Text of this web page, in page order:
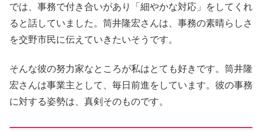
では、事務で付き合いがあり「細やかな対応」をしてくれ
ると話していました。筒井隆宏さんは、事務の素晴らしさ
を交野市民に伝えていきたいそうです。
そんな彼の努力家なところが私はとても好きです。筒井隆
宏さんは事業主として、毎日前進をしています。彼の事務
に対する姿勢は、真剣そのものです。